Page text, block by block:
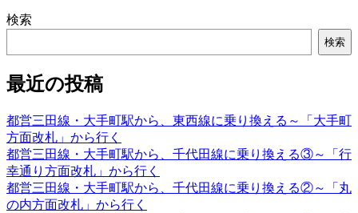
検索
検索
最近の投稿
都営三田線・大手町駅から、東西線に乗り換える～「大手町
方面改札」から行く
都営三田線・大手町駅から、千代田線に乗り換える③～「行
幸通り方面改札」から行く
都営三田線・大手町駅から、千代田線に乗り換える②～「丸
の内方面改札」から行く